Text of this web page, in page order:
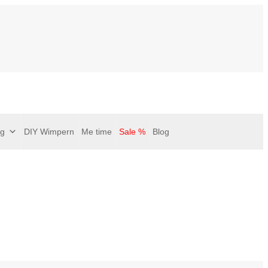
DIY Wimpern Me time Sale % Blog